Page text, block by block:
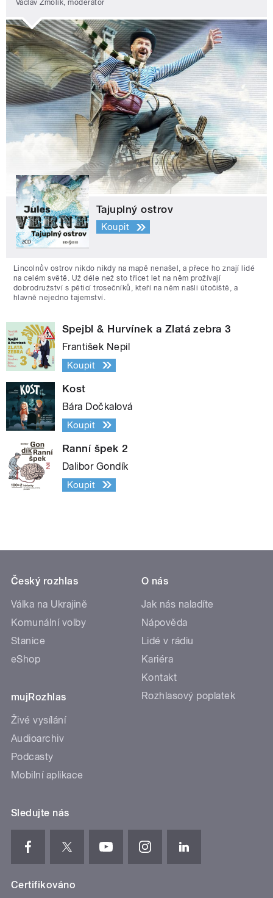
Václav Žmolík, moderátor
Tajuplný ostrov
Koupit
Lincolnův ostrov nikdo nikdy na mapě nenašel, a přece ho znají lidé
na celém světě. Už déle než sto třicet let na něm prožívají
dobrodružství s pěticí trosečníků, kteří na něm našli útočiště, a
hlavně nejedno tajemství.
Spejbl & Hurvínek a Zlatá zebra 3
František Nepil
Koupit
Kost
Bára Dočkalová
Koupit
Ranní špek 2
Dalibor Gondík
Koupit
Český rozhlas
Válka na Ukrajině
Komunální volby
Stanice
eShop
mujRozhlas
Živé vysílání
Audioarchiv
Podcasty
Mobilní aplikace
O nás
Jak nás naladíte
Nápověda
Lidé v rádiu
Kariéra
Kontakt
Rozhlasový poplatek
Sledujte nás
Certifikováno